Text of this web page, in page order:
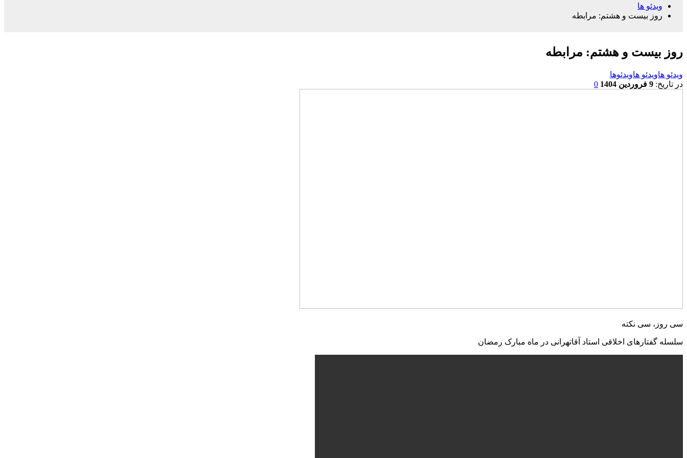
ویدئو ها
روز بیست و هشتم: مرابطه
روز بیست و هشتم: مرابطه
ویدئو هاویدئو هاویدئوها
در تاریخ: 9 فروردین 1404 0
سی روز، سی نکته
سلسله گفتارهای اخلاقی استاد آقاتهرانی در ماه مبارک رمضان